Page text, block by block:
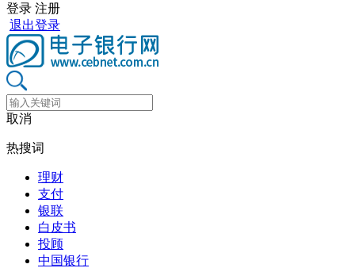
登录 注册
退出登录
取消
热搜词
理财
支付
银联
白皮书
投顾
中国银行